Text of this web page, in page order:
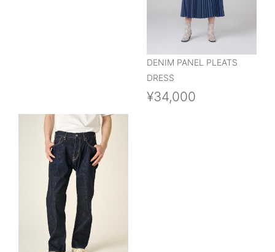
DENIM PANEL PLEATS
DRESS
¥34,000